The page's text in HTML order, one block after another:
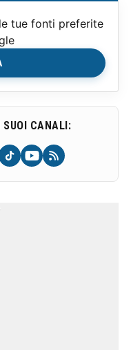
tue fonti preferite
SUOI CANALI: